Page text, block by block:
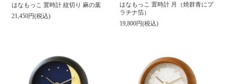
はなもっこ 置時計 紋切り 麻の葉
21,450円(税込)
はなもっこ 置時計 月（焼群青にプ
ラチナ箔）
19,800円(税込)